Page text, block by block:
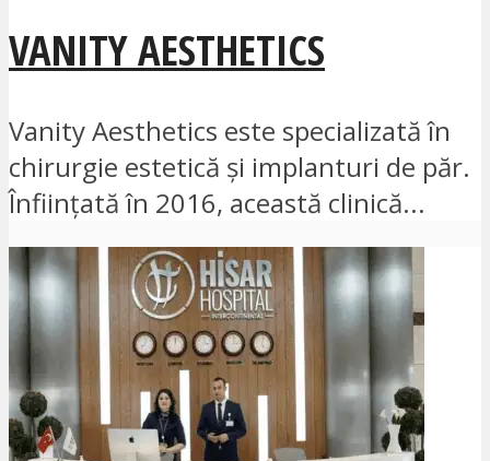
VANITY AESTHETICS
Vanity Aesthetics este specializată în
chirurgie estetică și implanturi de păr.
Înființată în 2016, această clinică...